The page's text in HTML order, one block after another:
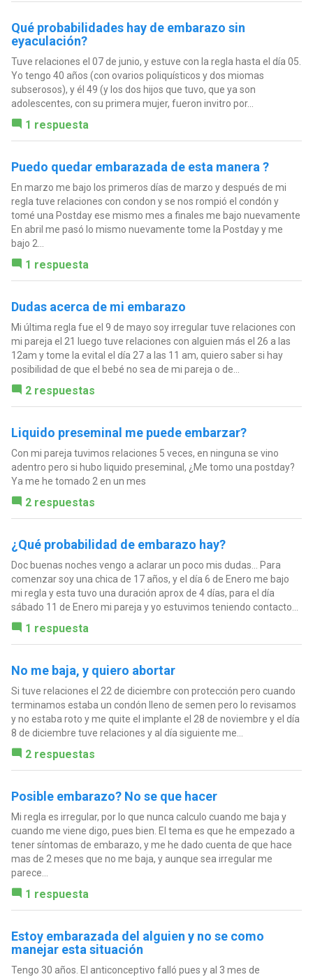
Qué probabilidades hay de embarazo sin
eyaculación?
Tuve relaciones el 07 de junio, y estuve con la regla hasta el día 05.
Yo tengo 40 años (con ovarios poliquísticos y dos miomas
subserosos), y él 49 (y los dos hijos que tuvo, que ya son
adolescentes, con su primera mujer, fueron invitro por...
1 respuesta
Puedo quedar embarazada de esta manera ?
En marzo me bajo los primeros días de marzo y después de mi
regla tuve relaciones con condon y se nos rompió el condón y
tomé una Postday ese mismo mes a finales me bajo nuevamente
En abril me pasó lo mismo nuevamente tome la Postday y me
bajo 2...
1 respuesta
Dudas acerca de mi embarazo
Mi última regla fue el 9 de mayo soy irregular tuve relaciones con
mi pareja el 21 luego tuve relaciones con alguien más el 26 a las
12am y tome la evital el día 27 a las 11 am, quiero saber si hay
posibilidad de que el bebé no sea de mi pareja o de...
2 respuestas
Liquido preseminal me puede embarzar?
Con mi pareja tuvimos relaciones 5 veces, en ninguna se vino
adentro pero si hubo liquido preseminal, ¿Me tomo una postday?
Ya me he tomado 2 en un mes
2 respuestas
¿Qué probabilidad de embarazo hay?
Doc buenas noches vengo a aclarar un poco mis dudas... Para
comenzar soy una chica de 17 años, y el día 6 de Enero me bajo
mi regla y esta tuvo una duración aprox de 4 días, para el día
sábado 11 de Enero mi pareja y yo estuvimos teniendo contacto...
1 respuesta
No me baja, y quiero abortar
Si tuve relaciones el 22 de diciembre con protección pero cuando
terminamos estaba un condón lleno de semen pero lo revisamos
y no estaba roto y me quite el implante el 28 de noviembre y el día
8 de diciembre tuve relaciones y al día siguiente me...
2 respuestas
Posible embarazo? No se que hacer
Mi regla es irregular, por lo que nunca calculo cuando me baja y
cuando me viene digo, pues bien. El tema es que he empezado a
tener síntomas de embarazo, y me he dado cuenta de que hace
mas de 2 meses que no me baja, y aunque sea irregular me
parece...
1 respuesta
Estoy embarazada del alguien y no se como
manejar esta situación
Tengo 30 años. El anticonceptivo falló pues y al 3 mes de